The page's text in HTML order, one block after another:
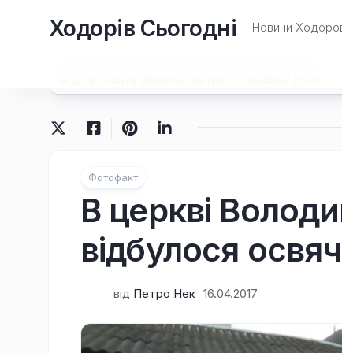
Ходорів Сьогодні Новини
Фотофакт
В церкві
відбулося
від Петро Нек 16.04.2017